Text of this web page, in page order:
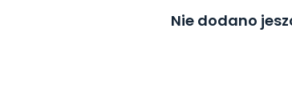
Nie dodano